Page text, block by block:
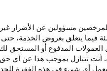
مسؤولين عن الأضرار غير
فيما يتعلق بعروض الخدمة،
العمولات المدفوع أو المستحق
أنت تتنازل بموجب هذا عن أي
أي شيء في هذه الفقرة